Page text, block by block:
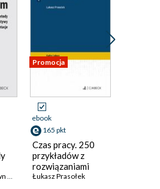
Promocja
ebook
165 pkt
Czas pracy. 250
przykładów z
rozwiązaniami
Łukasz Prasołek